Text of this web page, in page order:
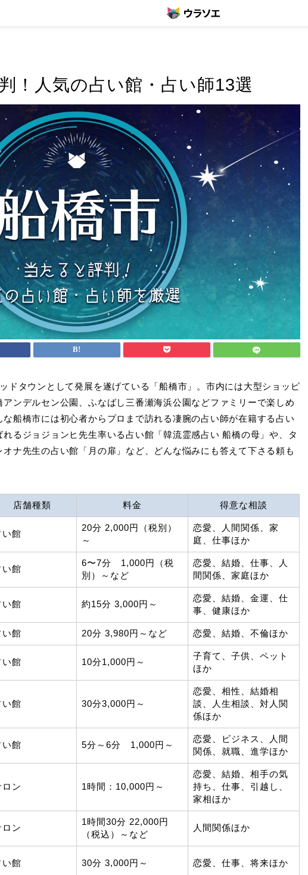
！人気の占い館・占い師13選
ドタウンとして発展を遂げている「船橋市」。市内には大型ショッピ
ンデルセン公園、ふなばし三番瀬海浜公園などファミリーで楽しめ
船橋市には初心者からプロまで訪れる凄腕の占い師が在籍する占い
るジョジョンヒ先生率いる占い館「韓流霊感占い 船橋の母」や、タ
ナ先生の占い館「月の扉」など、どんな悩みにも答えて下さる頼も
店舗種類 料金 得意な相談
い館
20分 2,000円（税別）
～
恋愛、人間関係、家
庭、仕事ほか
い館
6〜7分 1,000円（税
別）～など
恋愛、結婚、仕事、人
間関係、家庭ほか
い館 約15分 3,000円～
恋愛、結婚、金運、仕
事、健康ほか
い館 20分 3,980円～など 恋愛、結婚、不倫ほか
い館 10分1,000円～
子育て、子供、ペット
ほか
い館 30分3,000円～
恋愛、相性、結婚相
談、人生相談、対人関
係ほか
い館 5分～6分 1,000円～
恋愛、ビジネス、人間
関係、就職、進学ほか
ロン 1時間：10,000円～
恋愛、結婚、相手の気
持ち、仕事、引越し、
家相ほか
ロン
1時間30分 22,000円
（税込）～など
人間関係ほか
い館 30分 3,000円～ 恋愛、仕事、将来ほか